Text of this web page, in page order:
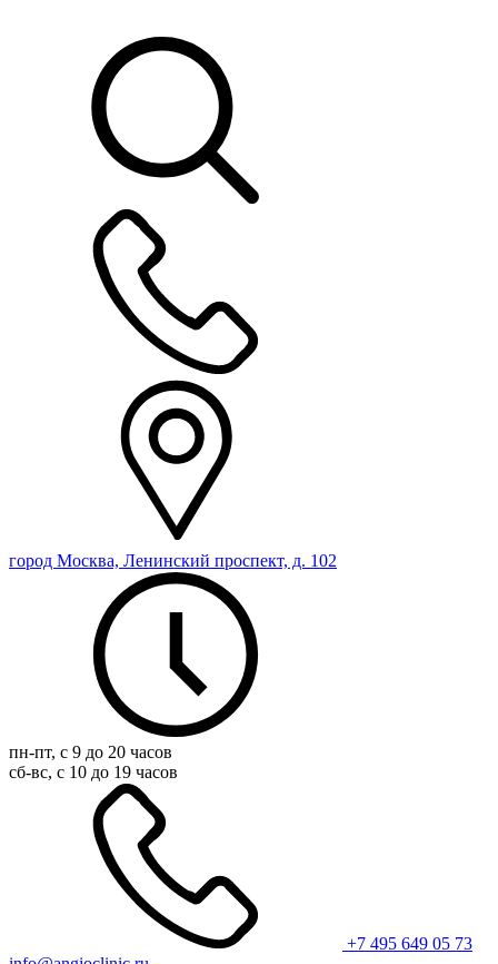
город Москва, Ленинский проспект, д. 102
пн-пт, с 9 до 20 часов
сб-вс, с 10 до 19 часов
+7 495 649 05 73